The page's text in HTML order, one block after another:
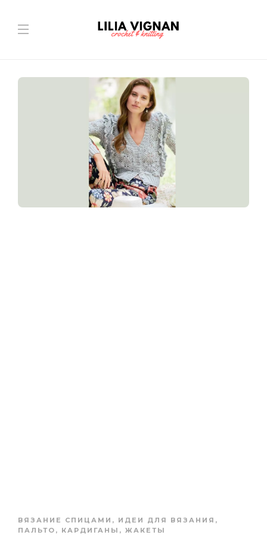
ВЯЗАНИЕ СПИЦАМИ , ИДЕИ ДЛЯ ВЯЗАНИЯ ,
ПАЛЬТО, КАРДИГАНЫ, ЖАКЕТЫ